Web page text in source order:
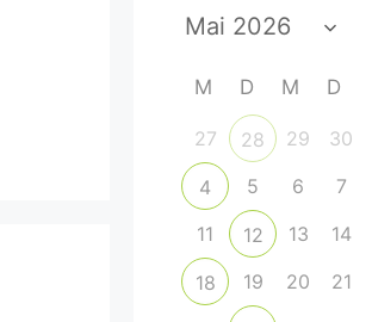
M D M D
27 28 29 30
4 5 6 7
11
12 13 14
18 19 20 21